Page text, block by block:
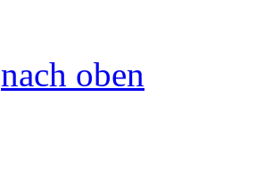
nach oben